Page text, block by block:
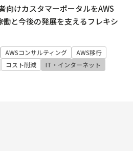
向けカスタマーポータルをAWS
と今後の発展を支えるフレキシ
AWSコンサルティング
AWS移行
コスト削減 IT・インターネット